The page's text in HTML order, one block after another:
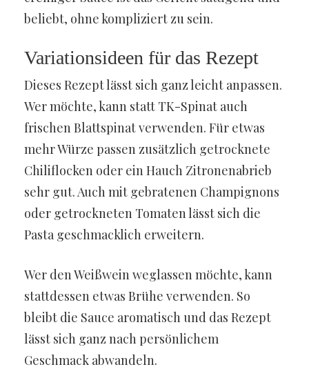
beliebt, ohne kompliziert zu sein.
Variationsideen für das Rezept
Dieses Rezept lässt sich ganz leicht anpassen.
Wer möchte, kann statt TK-Spinat auch
frischen Blattspinat verwenden. Für etwas
mehr Würze passen zusätzlich getrocknete
Chiliflocken oder ein Hauch Zitronenabrieb
sehr gut. Auch mit gebratenen Champignons
oder getrockneten Tomaten lässt sich die
Pasta geschmacklich erweitern.
Wer den Weißwein weglassen möchte, kann
stattdessen etwas Brühe verwenden. So
bleibt die Sauce aromatisch und das Rezept
lässt sich ganz nach persönlichem
Geschmack abwandeln.